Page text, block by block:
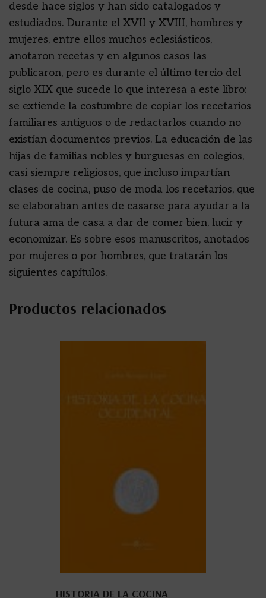
desde hace siglos y han sido catalogados y
estudiados. Durante el XVII y XVIII, hombres y
mujeres, entre ellos muchos eclesiásticos,
anotaron recetas y en algunos casos las
publicaron, pero es durante el último tercio del
siglo XIX que sucede lo que interesa a este libro:
se extiende la costumbre de copiar los recetarios
familiares antiguos o de redactarlos cuando no
existían documentos previos. La educación de las
hijas de familias nobles y burguesas en colegios,
casi siempre religiosos, que incluso impartían
clases de cocina, puso de moda los recetarios, que
se elaboraban antes de casarse para ayudar a la
futura ama de casa a dar de comer bien, lucir y
economizar. Es sobre esos manuscritos, anotados
por mujeres o por hombres, que tratarán los
siguientes capítulos.
Productos relacionados
HISTORIA DE LA COCINA